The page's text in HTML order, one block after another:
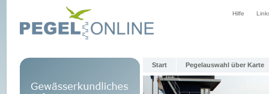
Hilfe
Start Pegelauswahl über Karte